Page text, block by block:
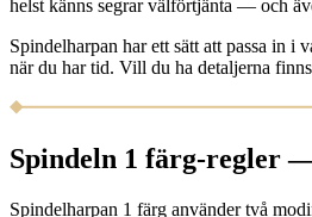
helst känns segrar välförtjänta — och
Spindelharpan har ett sätt att passa in i
när du har tid. Vill du ha detaljerna
Spindeln 1 färg-regler
Spindelharpan 1 färg använder två